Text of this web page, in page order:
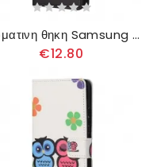
δερματινη θηκη Samsung Galaxy A13 5G Μην Αγγίζετε Το Κινητό Μου
€12.80